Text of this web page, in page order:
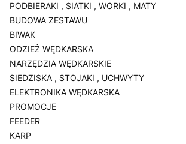
PODBIERAKI , SIATKI , WORKI , MATY
BUDOWA ZESTAWU
BIWAK
ODZIEŻ WĘDKARSKA
NARZĘDZIA WĘDKARSKIE
SIEDZISKA , STOJAKI , UCHWYTY
ELEKTRONIKA WĘDKARSKA
PROMOCJE
FEEDER
KARP